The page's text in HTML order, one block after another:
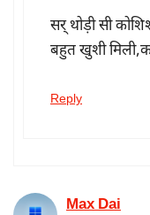
सर् थोड़ी सी
बहुत खुशी
Reply
Max Dai